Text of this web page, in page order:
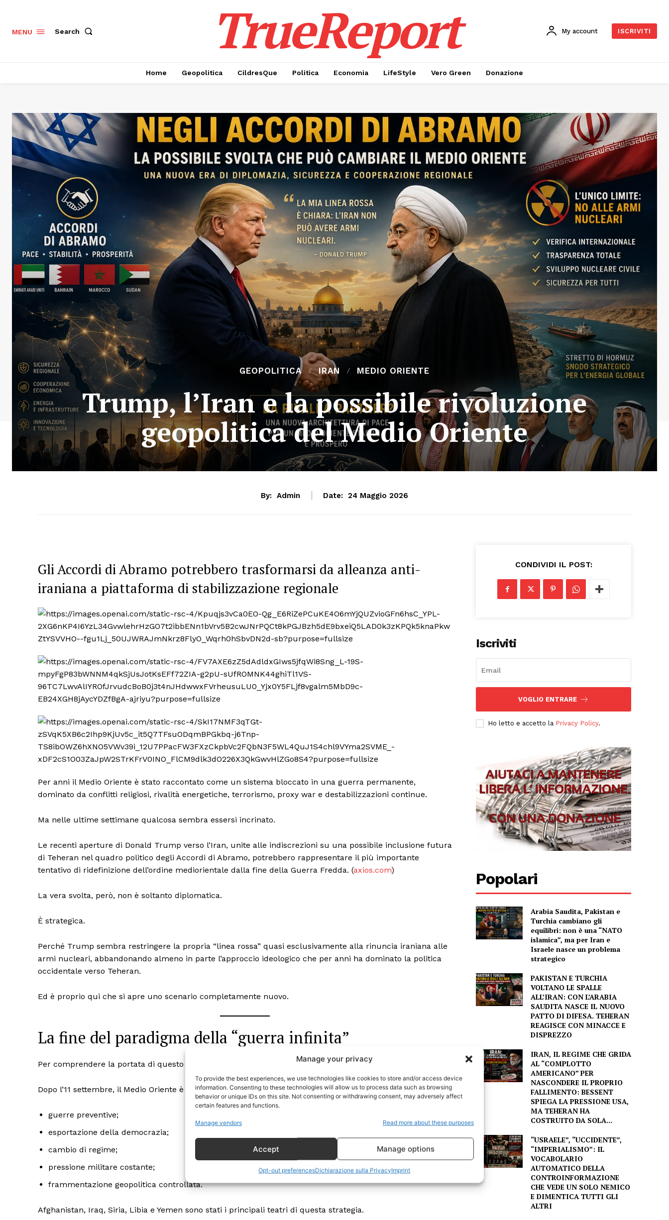
Manage your privacy
To provide the best experiences, we use technologies like cookies to store and/or access device
information. Consenting to these technologies will allow us to process data such as browsing
behavior or unique IDs on this site. Not consenting or withdrawing consent, may adversely affect
certain features and functions.
Manage vendors Read more about these purposes
Accept Manage options
Opt-out preferencesDichiarazione sulla PrivacyImprint
TrueReport
I cittadini sono le
TrueReport
Geopolitica
MENU Search TrueReport My account ISCRIVITI
Home Geopolitica CildresQue Politica Economia LifeStyle Vero Green Donazione
GEOPOLITICA IRAN MEDIO ORIENTE
Trump, l’Iran e la possibile rivoluzione
geopolitica del Medio Oriente
By: Admin Date: 24 Maggio 2026
Gli Accordi di Abramo potrebbero trasformarsi da alleanza anti-
iraniana a piattaforma di stabilizzazione regionale
Per anni il Medio Oriente è stato raccontato come un sistema bloccato in una guerra permanente,
dominato da conflitti religiosi, rivalità energetiche, terrorismo, proxy war e destabilizzazioni continue.
Ma nelle ultime settimane qualcosa sembra essersi incrinato.
Le recenti aperture di Donald Trump verso l’Iran, unite alle indiscrezioni su una possibile inclusione futura
di Teheran nel quadro politico degli Accordi di Abramo, potrebbero rappresentare il più importante
tentativo di ridefinizione dell’ordine mediorientale dalla fine della Guerra Fredda. (axios.com)
La vera svolta, però, non è soltanto diplomatica.
È strategica.
Perché Trump sembra restringere la propria “linea rossa” quasi esclusivamente alla rinuncia iraniana alle
armi nucleari, abbandonando almeno in parte l’approccio ideologico che per anni ha dominato la politica
occidentale verso Teheran.
Ed è proprio qui che si apre uno scenario completamente nuovo.
La fine del paradigma della “guerra infinita”
Per comprendere la portata di questo possibile cambiamento bisogna tornare indietro di almeno vent’anni.
Dopo l’11 settembre, il Medio Oriente è diventato il laboratorio della strategia americana basata su:
guerre preventive;
esportazione della democrazia;
cambio di regime;
pressione militare costante;
frammentazione geopolitica controllata.
Afghanistan, Iraq, Siria, Libia e Yemen sono stati i principali teatri di questa strategia.
CONDIVIDI IL POST:
Iscriviti
VOGLIO ENTRARE
Ho letto e accetto la Privacy Policy.
Popolari
Arabia Saudita, Pakistan e
Turchia cambiano gli
equilibri: non è una “NATO
islamica”, ma per Iran e
Israele nasce un problema
strategico
PAKISTAN E TURCHIA
VOLTANO LE SPALLE
ALL’IRAN: CON L’ARABIA
SAUDITA NASCE IL NUOVO
PATTO DI DIFESA. TEHERAN
REAGISCE CON MINACCE E
DISPREZZO
IRAN, IL REGIME CHE GRIDA
AL “COMPLOTTO
AMERICANO” PER
NASCONDERE IL PROPRIO
FALLIMENTO: BESSENT
SPIEGA LA PRESSIONE USA,
MA TEHERAN HA
COSTRUITO DA SOLA...
“USRAELE”, “UCCIDENTE”,
“IMPERIALISMO”: IL
VOCABOLARIO
AUTOMATICO DELLA
CONTROINFORMAZIONE
CHE VEDE UN SOLO NEMICO
E DIMENTICA TUTTI GLI
ALTRI